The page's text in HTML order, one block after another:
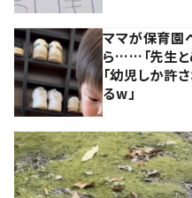
ママが保育園
ら……「先生と
「幼児しか許
るw」